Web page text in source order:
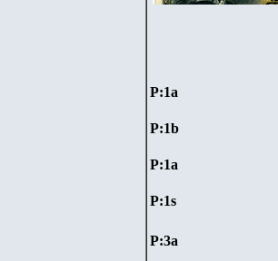
P:1a
P:1b
P:1a
P:1s
P:3a